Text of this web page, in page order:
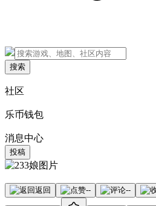
搜索
社区
乐币钱包
消息中心
投稿
返回 -- --